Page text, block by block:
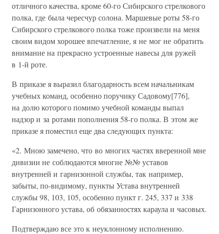
отличного качества, кроме 60-го Сибирского стрелкового
полка, где была чересчур солона. Маршевые роты 58-го
Сибирского стрелкового полка тоже произвели на меня
своим видом хорошее впечатление, я не мог не обратить
внимание на прекрасно устроенные навесы для ружей
в 1-й роте.
В приказе я выразил благодарность всем начальникам
учебных команд, особенно поручику Садовому[776],
на долю которого помимо учебной команды выпал
надзор и за ротами пополнения 58-го полка. В этом же
приказе я поместил еще два следующих пункта:
«2. Мною замечено, что во многих частях вверенной мне
дивизии не соблюдаются многие №№ уставов
внутренней и гарнизонной службы, так например,
забыты, по-видимому, пункты Устава внутренней
службы 98, 103, 105, особенно пункт г. 245, 337 и 338
Гарнизонного устава, об обязанностях караула и часовых.
Подтверждаю все это к неуклонному исполнению.